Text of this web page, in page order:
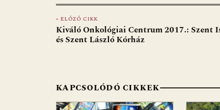
e
b
o
er at
s
A
d
di
t
ai
l
t za
m
« ELŐZŐ CIKK
Kiváló Onkológiai Centrum 2017.: Szent
és Szent László Kórház
KAPCSOLÓDÓ CIKKEK